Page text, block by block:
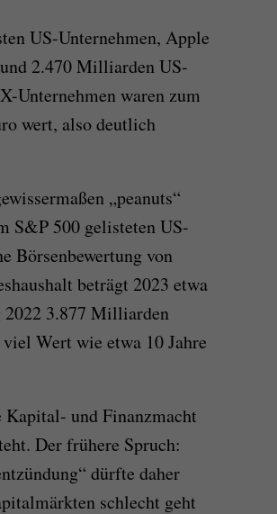
US-Unternehmen, Apple
2.470 Milliarden US-
Unternehmen waren zum
wert, also deutlich
„peanuts“
S&P 500 gelisteten US-
Börsenbewertung von
beträgt 2023 etwa
2022 3.877 Milliarden
Wert wie etwa 10 Jahre
Kapital- und Finanzmacht
Der frühere Spruch:
dürfte daher
schlecht geht